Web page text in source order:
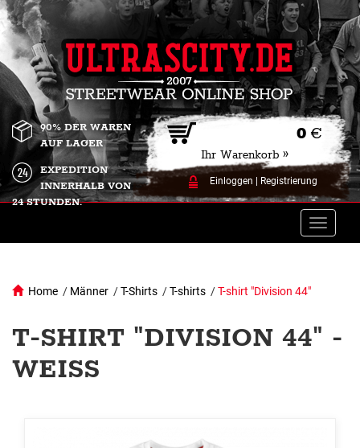
0 €
Ihr Warenkorb »
Einloggen Registrierung
90% DER WAREN
AUF LAGER
EXPEDITION
INNERHALB VON
24 STUNDEN.
Toggle
Home / Männer /T-Shirts /T-shirts /T-shirt "Division 44"
T-SHIRT "DIVISION 44" -
WEISS